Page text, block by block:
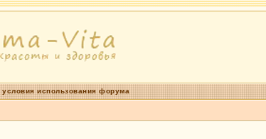
условия использования форума